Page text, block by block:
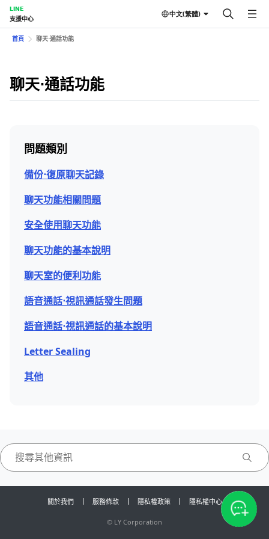
LINE
支援中心
中文(繁體)
首頁 聊天⋅通話功能
聊天⋅通話功能
問題類別
備份⋅復原聊天記錄
聊天功能相關問題
安全使用聊天功能
聊天功能的基本說明
聊天室的便利功能
語音通話⋅視訊通話發生問題
語音通話⋅視訊通話的基本說明
Letter Sealing
其他
關於我們 服務條款 隱私權政策 隱私權中心
© LY Corporation